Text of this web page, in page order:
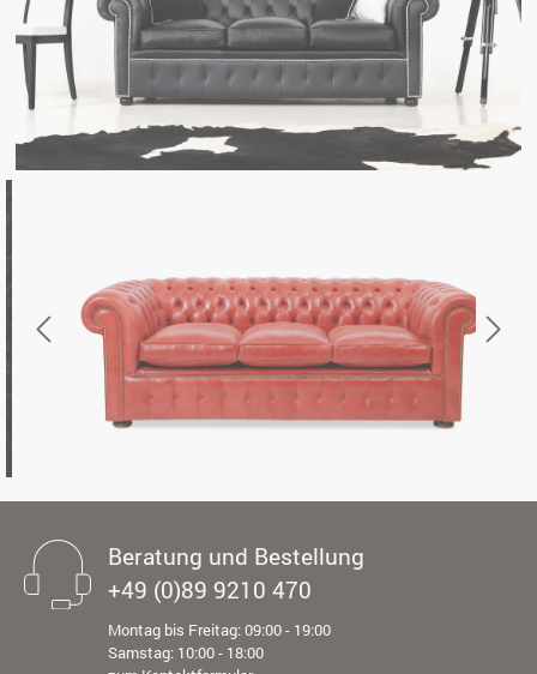
Beratung und Bestellung
+49 (0)89 9210 470
Montag bis Freitag: 09:00 - 19:00
Samstag: 10:00 - 18:00